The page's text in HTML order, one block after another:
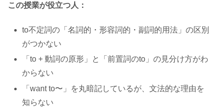
この授業が役立つ人：
to不定詞の「名詞的・形容詞的・副詞的用法」の区別
がつかない
「to + 動詞の原形」と「前置詞のto」の見分け方がわ
からない
「want to〜」を丸暗記しているが、文法的な理由を
知らない